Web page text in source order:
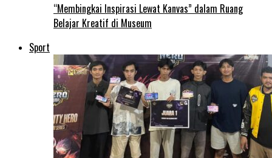
“Membingkai Inspirasi Lewat Kanvas” dalam Ruang
Belajar Kreatif di Museum
Sport